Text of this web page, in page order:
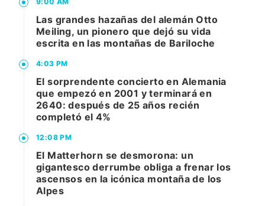
Las grandes hazañas del alemán Otto
Meiling, un pionero que dejó su vida
escrita en las montañas de Bariloche
4:03 PM
El sorprendente concierto en Alemania
que empezó en 2001 y terminará en
2640: después de 25 años recién
completó el 4%
12:08 PM
El Matterhorn se desmorona: un
gigantesco derrumbe obliga a frenar los
ascensos en la icónica montaña de los
Alpes